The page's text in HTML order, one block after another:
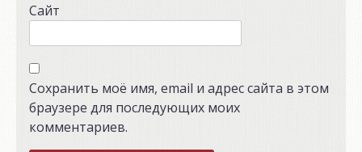
Сайт
Сохранить моё имя, email и адрес сайта в этом
браузере для последующих моих
комментариев.